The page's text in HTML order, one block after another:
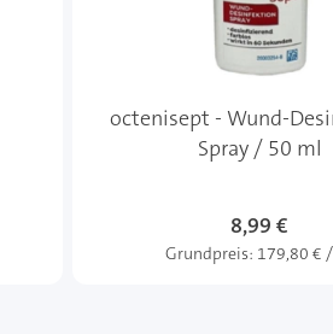
octenisept - Wund-
Spray / 50 ml
8,99 €
Grundpreis: 179,80 €